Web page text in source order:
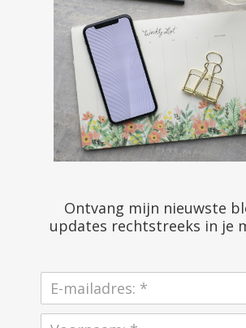
Ontvang mijn nieuwste
updates rechtstreeks in je